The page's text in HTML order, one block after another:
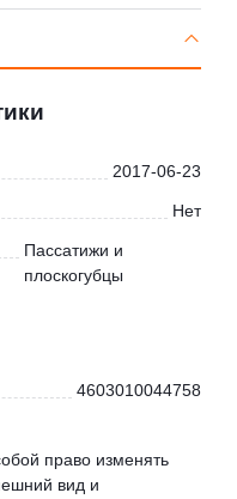
2017-06-23
Нет
Пассатижи и
плоскогубцы
4603010044758
право изменять
вид и